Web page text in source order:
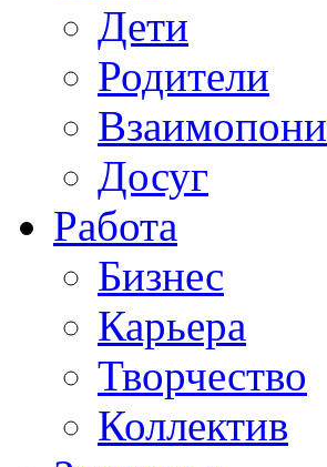
Дети
Родители
Досуг
Работа
Бизнес
Карьера
Творчество
Коллектив